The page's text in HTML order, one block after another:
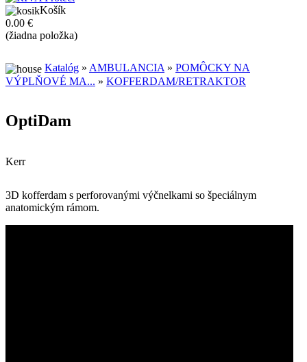
Košík
0.00 €
(žiadna položka)
Katalóg » AMBULANCIA » POMÔCKY NA
VÝPLŇOVÉ MA... » KOFFERDAM/RETRAKTOR
OptiDam
Kerr
3D kofferdam s perforovanými výčnelkami so špeciálnym
anatomickým rámom.